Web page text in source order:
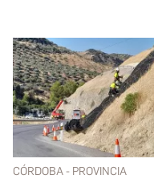
CÓRDOBA - PROVINCIA